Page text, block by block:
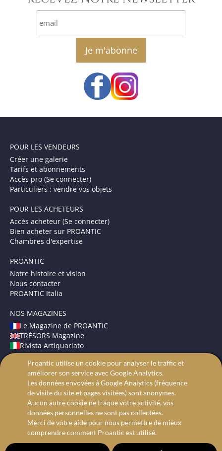
email
POUR LES VENDEURS
Créer une galerie
Tarifs et abonnements
Accès pro (Se connecter)
Particuliers : vendre vos objets
POUR LES ACHETEURS
Accès acheteur (Se connecter)
Bien acheter sur PROANTIC
Chambres d'expertise
PROANTIC
Notre histoire et vision
Nous contacter
PROANTIC Italia
NOS MAGAZINES
Le Magazine de PROANTIC
TRÉSORS Magazine
Rivista Artiquariato
CONDITIONS GÉNÉRALES
Mentions légales
Protection des données
Recherche avancée
Proantic utilise un cookie pour analyser le traffic et
améliorer son service avec Google Analytics.
Les données envoyées à Google Analytics (fréquence
de visite du site et pages visitées) sont anonymes.
Aucun autre cookie ne traque votre activité, vos
données personnelles ne sont pas collectées.
Merci de votre aide pour nous permettre de mieux
comprendre comment Proantic est utilisé.